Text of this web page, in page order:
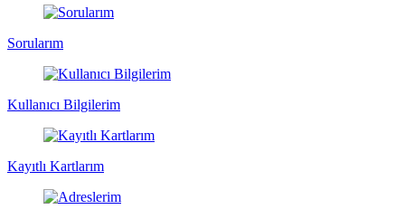
Sorularım
Kullanıcı Bilgilerim
Kayıtlı Kartlarım